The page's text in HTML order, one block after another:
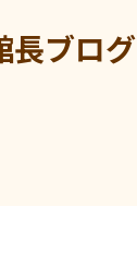
長ブログ